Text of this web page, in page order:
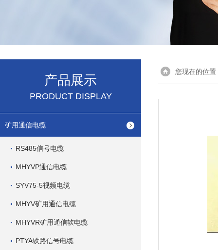
产品展示
PRODUCT DISPLAY
矿用通信电缆
RS485信号电缆
MHYVP通信电缆
SYV75-5视频电缆
MHYV矿用通信电缆
MHYVR矿用通信软电缆
PTYA铁路信号电缆
您现在的位置